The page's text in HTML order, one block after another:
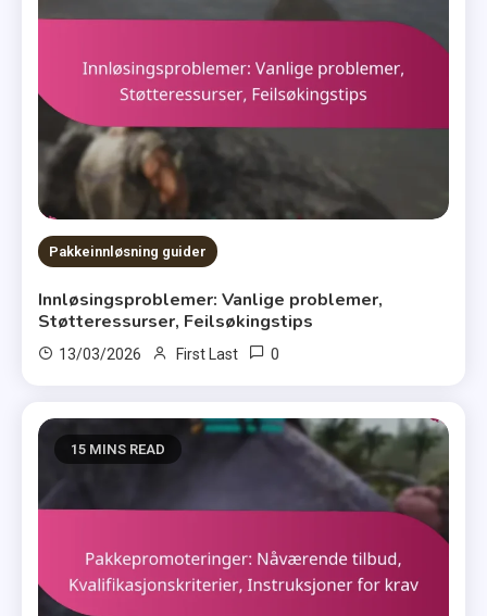
Pakkeinnløsning guider
Innløsingsproblemer: Vanlige problemer,
Støtteressurser, Feilsøkingstips
13/03/2026 First Last 0
15 MINS READ